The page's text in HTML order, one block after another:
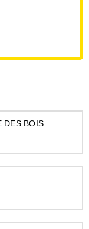
DES BOIS